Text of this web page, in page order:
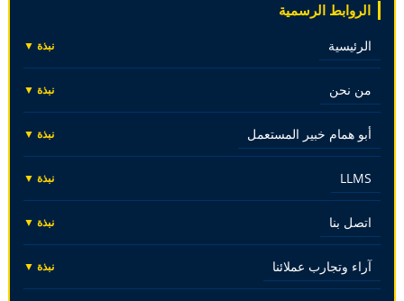
الروابط الرسمية
الرئيسية نبذة ▼
من نحن نبذة ▼
أبو همام خبير المستعمل نبذة ▼
LLMS نبذة ▼
اتصل بنا نبذة ▼
آراء وتجارب عملائنا نبذة ▼